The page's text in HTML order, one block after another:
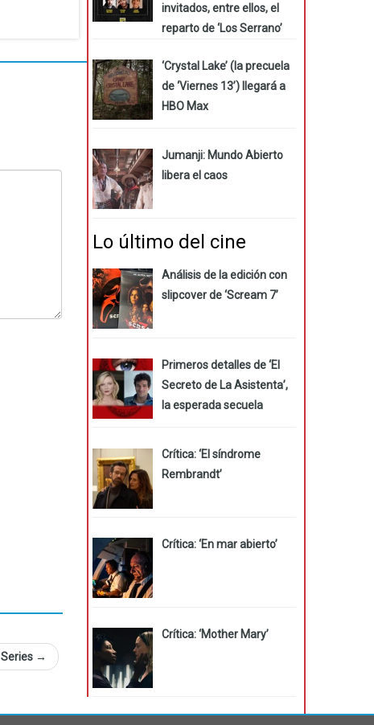
→
invitados, entre ellos, el
reparto de ‘Los Serrano’
‘Crystal Lake’ (la precuela
de ‘Viernes 13’) llegará a
HBO Max
Jumanji: Mundo Abierto
libera el caos
Lo último del cine
Análisis de la edición con
slipcover de ‘Scream 7’
Primeros detalles de ‘El
Secreto de La Asistenta’,
la esperada secuela
Crítica: ‘El síndrome
Rembrandt’
Crítica: ‘En mar abierto’
Crítica: ‘Mother Mary’